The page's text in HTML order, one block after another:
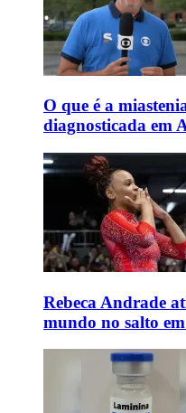
O que é a
diagnosticada em
Rebeca Andrade
mundo no salto